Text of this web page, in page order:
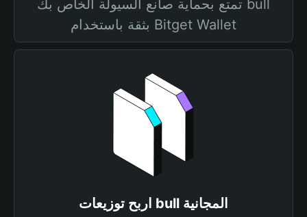
تمتع بحماية صانع السيولة الخاص بك bull
بثقة باستخدام Bitget Wallet
اربح توزيعات bull المجانية